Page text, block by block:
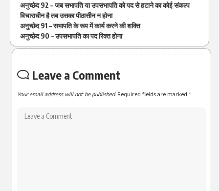
अनुच्छेद 92 – जब सभापति या उपसभापति को पद से हटाने का कोई संकल्प
विचाराधीन है तब उसका पीठासीन न होना
अनुच्छेद 91 – सभापति के रूप में कार्य करने की शक्ति
अनुच्छेद 90 – उपसभापति का पद रिक्त होना
Leave a Comment
Your email address will not be published. Required fields are marked *